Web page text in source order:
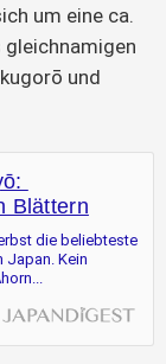
um eine ca.
und
Blättern
die beliebteste
Japan. Kein